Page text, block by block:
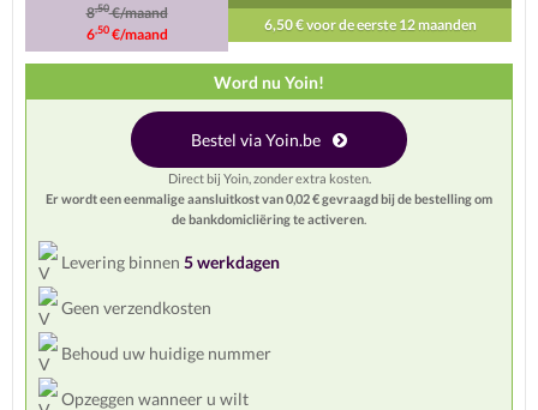
8,50€/maand
6,50€/maand
6,50 € voor de eerste 12 maanden
Word nu Yoin!
Levering binnen 5 werkdagen
Geen verzendkosten
Behoud uw huidige nummer
Opzeggen wanneer u wilt
Bestel via Yoin.be
Direct bij Yoin, zonder extra kosten.
Er wordt een eenmalige aansluitkost van 0,02 € gevraagd bij de bestelling om
de bankdomicliëring te activeren